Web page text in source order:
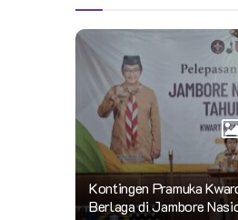
Kontingen Pramuka
Berlaga di Jambore